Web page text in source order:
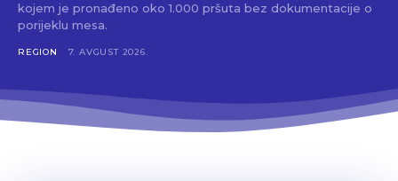
kojem je pronađeno oko 1.000 pršuta bez dokumentacije o
porijeklu mesa.
REGION 7. AVGUST 2026.